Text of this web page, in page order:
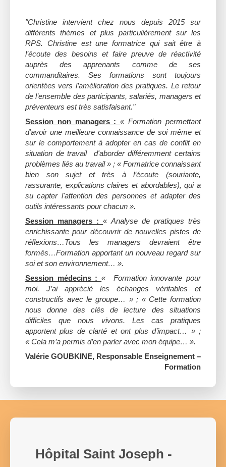
"Christine intervient chez nous depuis 2015 sur
différents thèmes et plus particulièrement sur les
RPS. Christine est une formatrice qui sait être à
l’écoute des besoins et faire preuve de réactivité
auprès des apprenants comme de ses
commanditaires. Ses formations sont toujours
orientées vers l’amélioration des pratiques. Le retour
de l’ensemble des participants, salariés, managers et
préventeurs est très satisfaisant."
Session non managers :« Formation permettant
d’avoir une meilleure connaissance de soi même et
sur le comportement à adopter en cas de conflit en
situation de travail d'aborder différemment certains
problèmes liés au travail » ; « Formatrice connaissant
bien son sujet et très à l’écoute (souriante,
rassurante, explications claires et abordables), qui a
su capter l'attention des personnes et adapter des
outils intéressants pour chacun ».
Session managers : « Analyse de pratiques très
enrichissante pour découvrir de nouvelles pistes de
réflexions…Tous les managers devraient être
formés…Formation apportant un nouveau regard sur
soi et son environnement… ».
Session médecins :« Formation innovante pour
moi. J’ai apprécié les échanges véritables et
constructifs avec le groupe… » ; « Cette formation
nous donne des clés de lecture des situations
difficiles que nous vivons. Les cas pratiques
apportent plus de clarté et ont plus d’impact… » ;
« Cela m’a permis d’en parler avec mon équipe… ».
Valérie GOUBKINE, Responsable Enseignement –
Formation
Hôpital Saint Joseph -